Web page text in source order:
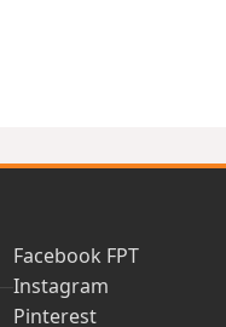
Facebook FPT
Instagram
Pinterest